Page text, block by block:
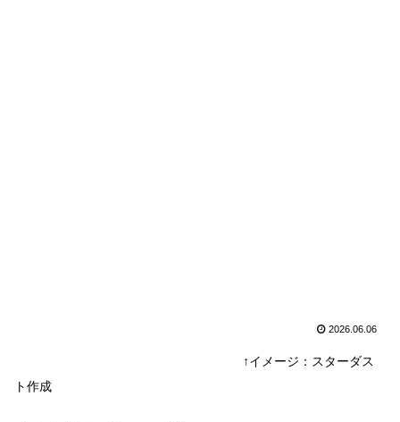
2026.06.06
↑イメージ：スターダス
ト作成